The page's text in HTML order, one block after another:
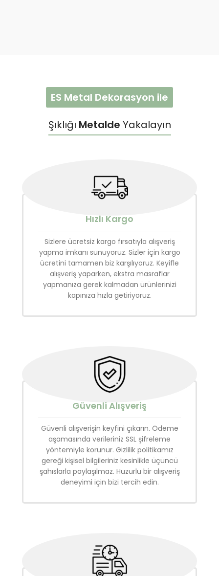
ES Metal Dekorasyon ile
Şıklığı Metalde Yakalayın
Hızlı Kargo
Sizlere ücretsiz kargo fırsatıyla alışveriş
yapma imkanı sunuyoruz. Sizler için kargo
ücretini tamamen biz karşılıyoruz. Keyifle
alışveriş yaparken, ekstra masraflar
yapmanıza gerek kalmadan ürünlerinizi
kapınıza hızla getiriyoruz.
Güvenli Alışveriş
Güvenli alışverişin keyfini çıkarın. Ödeme
aşamasında verileriniz SSL şifreleme
yöntemiyle korunur. Gizlilik politikamız
gereği kişisel bilgileriniz kesinlikle üçüncü
şahıslarla paylaşılmaz. Huzurlu bir alışveriş
deneyimi için bizi tercih edin.